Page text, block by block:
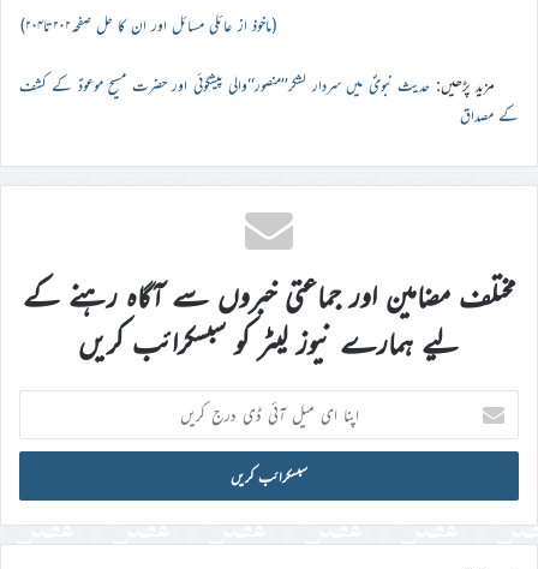
(ماخوذ از عائلی مسائل اور ان کا حل صفحہ۲۰۲تا۲۰۴)
مزید پڑھیں: حدیث نبویؐ میں سردار لشکر’’منصور‘‘والی پیشگوئی اور حضرت مسیح موعودؑ کے کشف
کے مصداق
مختلف مضامین اور جماعتی خبروں سے آگاہ رہنے کے
لیے ہمارے نیوز لیٹر کو سبسکرائب کریں
اپنا
ای
میل
ڈی
درج
کریں